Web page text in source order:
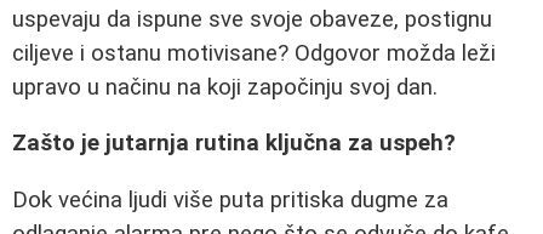
uspevaju da ispune sve svoje obaveze, postignu
ciljeve i ostanu motivisane? Odgovor možda leži
upravo u načinu na koji započinju svoj dan.
Zašto je jutarnja rutina ključna za uspeh?
Dok većina ljudi više puta pritiska dugme za